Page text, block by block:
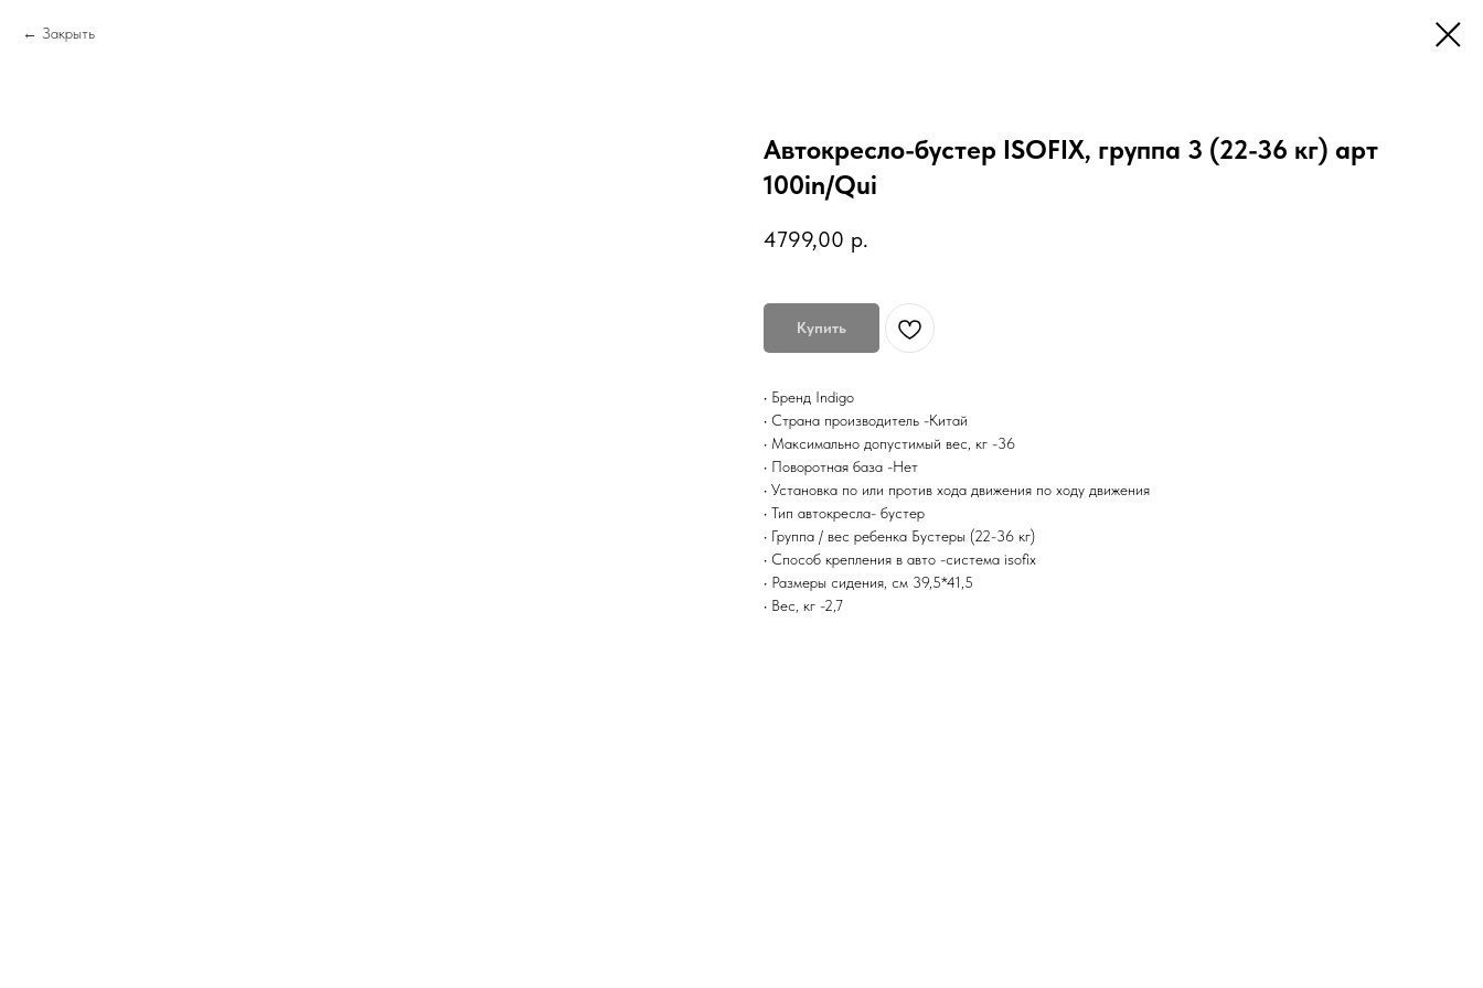
Закрыть
Автокресло-бустер ISOFIX, группа 3 (22-36 кг) арт
100in/Qui
4799,00 р.
Купить
• Бренд Indigo
• Страна производитель -Китай
• Максимально допустимый вес, кг -36
• Поворотная база -Нет
• Установка по или против хода движения по ходу движения
• Тип автокресла- бустер
• Группа / вес ребенка Бустеры (22-36 кг)
• Способ крепления в авто -система isofix
• Размеры сидения, см 39,5*41,5
• Вес, кг -2,7